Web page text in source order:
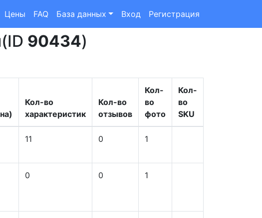
Цены FAQ База данных Вход Регистрация
90434)
Кол-во
характеристик
Кол-во
отзывов
Кол-
во
фото
Кол-
во
SKU
11 0 1
0 0 1